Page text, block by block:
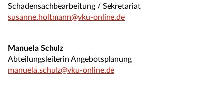
Schadensachbearbeitung / Sekretariat
susanne.holtmann@vku-online.de
Manuela Schulz
Abteilungsleiterin Angebotsplanung
manuela.schulz@vku-online.de